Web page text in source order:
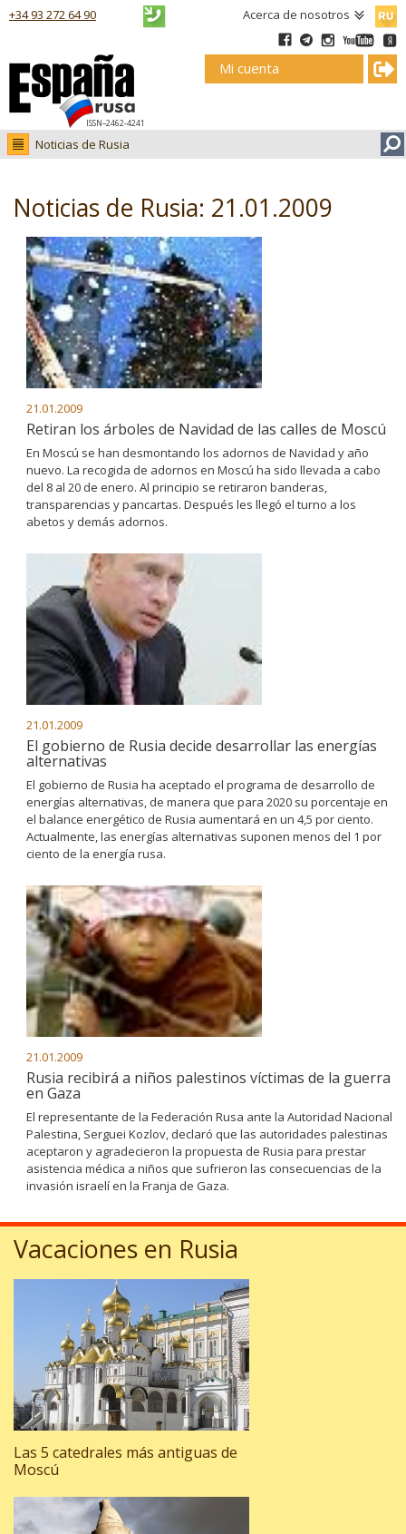
Acerca de nosotros
ISSN–2462-4241
+34 93 272 64 90
Mi cuenta
Noticias de Rusia
Noticias de Rusia
Ruso.tv
Noticias de Rusia: 21.01.2009
21.01.2009
Retiran los árboles de Navidad de las calles de Moscú
En Moscú se han desmontando los adornos de Navidad y año
nuevo. La recogida de adornos en Moscú ha sido llevada a cabo
del 8 al 20 de enero. Al principio se retiraron banderas,
transparencias y pancartas. Después les llegó el turno a los
abetos y demás adornos.
21.01.2009
El gobierno de Rusia decide desarrollar las energías
alternativas
El gobierno de Rusia ha aceptado el programa de desarrollo de
energías alternativas, de manera que para 2020 su porcentaje en
el balance energético de Rusia aumentará en un 4,5 por ciento.
Actualmente, las energías alternativas suponen menos del 1 por
ciento de la energía rusa.
21.01.2009
Rusia recibirá a niños palestinos víctimas de la guerra
en Gaza
El representante de la Federación Rusa ante la Autoridad Nacional
Palestina, Serguei Kozlov, declaró que las autoridades palestinas
aceptaron y agradecieron la propuesta de Rusia para prestar
asistencia médica a niños que sufrieron las consecuencias de la
invasión israelí en la Franja de Gaza.
Vacaciones en Rusia
Las 5 catedrales más antiguas de
Moscú